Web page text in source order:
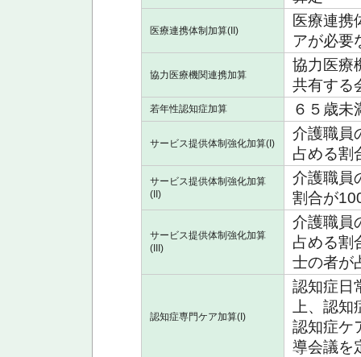
医療連携体制加算(II)
医療連携
アが必要
協力医療機関連携加算
協力医療
共有する
若年性認知症加算 ６５歳未
サービス提供体制強化加算(I)
介護職員
占める割
サービス提供体制強化加算
(II)
介護職員
割合が
サービス提供体制強化加算
(III)
介護職員
占める割
士の者が
認知症専門ケア加算(I)
認知症日
上、認知
認知症ケ
導会議を